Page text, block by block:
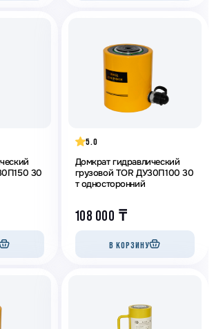
30
5.0
Домкрат гидравлический
грузовой TOR ДУ30П100 30
т односторонний
108 000 ₸
В КОРЗИНУ